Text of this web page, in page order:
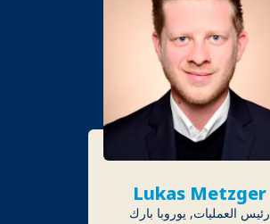
Lukas Metzger
رئيس العمليات, يوروبا بارك